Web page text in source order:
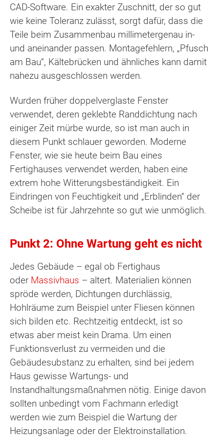
CAD-Software. Ein exakter Zuschnitt, der so gut
wie keine Toleranz zulässt, sorgt dafür, dass die
Teile beim Zusammenbau millimetergenau in-
und aneinander passen. Montagefehlern, „Pfusch
am Bau“, Kältebrücken und ähnliches kann damit
nahezu ausgeschlossen werden.
Wurden früher doppelverglaste Fenster
verwendet, deren geklebte Randdichtung nach
einiger Zeit mürbe wurde, so ist man auch in
diesem Punkt schlauer geworden. Moderne
Fenster, wie sie heute beim Bau eines
Fertighauses verwendet werden, haben eine
extrem hohe Witterungsbeständigkeit. Ein
Eindringen von Feuchtigkeit und „Erblinden“ der
Scheibe ist für Jahrzehnte so gut wie unmöglich.
Punkt 2: Ohne Wartung geht es nicht
Jedes Gebäude – egal ob Fertighaus
oder Massivhaus – altert. Materialien können
spröde werden, Dichtungen durchlässig,
Hohlräume zum Beispiel unter Fliesen können
sich bilden etc. Rechtzeitig entdeckt, ist so
etwas aber meist kein Drama. Um einen
Funktionsverlust zu vermeiden und die
Gebäudesubstanz zu erhalten, sind bei jedem
Haus gewisse Wartungs- und
Instandhaltungsmaßnahmen nötig. Einige davon
sollten unbedingt vom Fachmann erledigt
werden wie zum Beispiel die Wartung der
Heizungsanlage oder der Elektroinstallation.